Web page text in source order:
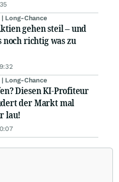
Long-Chance
gehen steil – und
richtig was zu
Long-Chance
Diesen KI-Profiteur
der Markt mal
lau!